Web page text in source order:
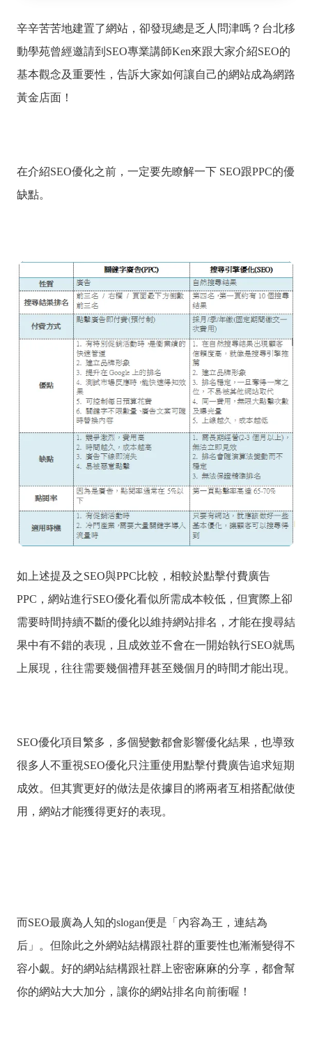
辛辛苦苦地建置了網站，卻發現總是乏人問津嗎？台北移
動學苑曾經邀請到SEO專業講師Ken來跟大家介紹SEO的
基本觀念及重要性，告訴大家如何讓自己的網站成為網路
黃金店面！
在介紹SEO優化之前，一定要先瞭解一下 SEO跟PPC的優
缺點。
如上述提及之SEO與PPC比較，相較於點擊付費廣告
PPC，網站進行SEO優化看似所需成本較低，但實際上卻
需要時間持續不斷的優化以維持網站排名，才能在搜尋結
果中有不錯的表現，且成效並不會在一開始執行SEO就馬
上展現，往往需要幾個禮拜甚至幾個月的時間才能出現。
SEO優化項目繁多，多個變數都會影響優化結果，也導致
很多人不重視SEO優化只注重使用點擊付費廣告追求短期
成效。但其實更好的做法是依據目的將兩者互相搭配做使
用，網站才能獲得更好的表現。
而SEO最廣為人知的slogan便是「內容為王，連結為
后」。但除此之外網站結構跟社群的重要性也漸漸變得不
容小覷。好的網站結構跟社群上密密麻麻的分享，都會幫
你的網站大大加分，讓你的網站排名向前衝喔！